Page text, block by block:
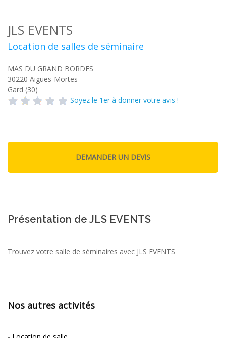
JLS EVENTS
Location de salles de séminaire
MAS DU GRAND BORDES
30220 Aigues-Mortes
Gard (30)
Soyez le 1er à donner votre avis !
Présentation de JLS EVENTS
Trouvez votre salle de séminaires avec JLS EVENTS
Nos autres activités